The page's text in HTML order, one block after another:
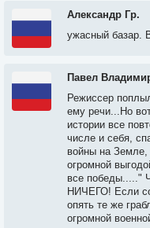
Александр Гр.
ужасный базар.
Павел
Режиссер
ему речи...Но
истории все
числе и себя,
войны на Земле,
огромной
все победы....."
НИЧЕГО! Если
опять те же
огромной